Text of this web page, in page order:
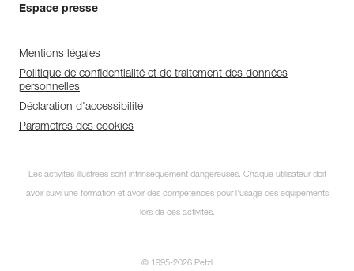
Espace presse
Mentions légales
Politique de confidentialité et de traitement des données
personnelles
Déclaration d'accessibilité
Paramètres des cookies
Les activités illustrées sont intrinsèquement dangereuses. Chaque utilisateur doit
avoir suivi une formation et avoir des compétences pour l’usage des équipements
lors de ces activités.
© 1995-2026 Petzl